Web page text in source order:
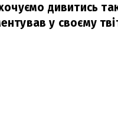
дивитись
у своєму